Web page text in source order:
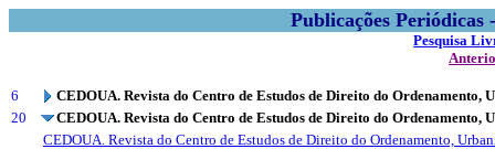
Publicações
Pesquisa
6
CEDOUA. Revista do Centro de Estudos de Direito do Ordenamento,
20
CEDOUA. Revista do Centro de Estudos de Direito do Ordenamento,
CEDOUA. Revista do Centro de Estudos de Direito do Ordenamento,